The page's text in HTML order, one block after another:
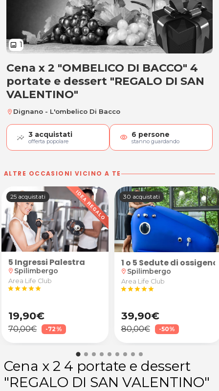
image 1
Cena x 2 4 portate e dessert
Cena x 2 "OMBELICO DI BACCO" 4
portate e dessert "REGALO DI SAN
VALENTINO"
location_on Dignano - L'ombelico Di Bacco
3 acquistati
offerta popolare visibility 6 persone
stanno guardando
ALTRE OCCASIONI VICINO A TE
+ prodotti
25 acquistati
5 Ingressi Palestra
location_on Spilimbergo
Area Life Club
starstarstarstarstar
19,90€
70,00€ -72%
30 acquistati
1 o 5 Sedute di
location_on Spilimbergo
Area Life Club
starstarstarstarstar
39,90€
80,00€ -50%
Cena x 2 4 portate e dessert
"REGALO DI SAN VALENTINO"